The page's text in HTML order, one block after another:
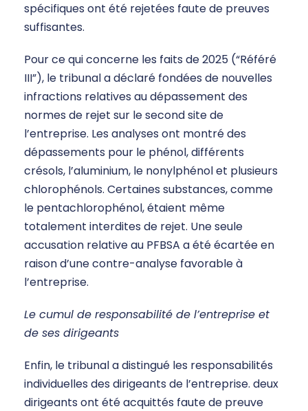
spécifiques ont été rejetées faute de preuves
suffisantes.
Pour ce qui concerne les faits de 2025 (“Référé
III”), le tribunal a déclaré fondées de nouvelles
infractions relatives au dépassement des
normes de rejet sur le second site de
l’entreprise. Les analyses ont montré des
dépassements pour le phénol, différents
crésols, l’aluminium, le nonylphénol et plusieurs
chlorophénols. Certaines substances, comme
le pentachlorophénol, étaient même
totalement interdites de rejet. Une seule
accusation relative au PFBSA a été écartée en
raison d’une contre-analyse favorable à
l’entreprise.
Le cumul de responsabilité de l’entreprise et
de ses dirigeants
Enfin, le tribunal a distingué les responsabilités
individuelles des dirigeants de l’entreprise. deux
dirigeants ont été acquittés faute de preuve